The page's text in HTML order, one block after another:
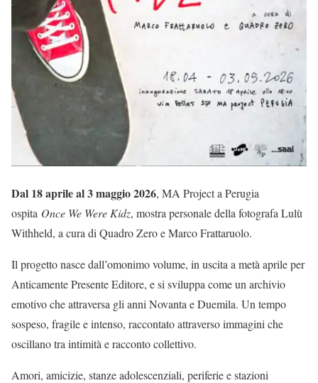
Dal 18 aprile al 3 maggio 2026, MA Project a Perugia
ospita Once We Were Kidz, mostra personale della fotografa Lulù
Withheld, a cura di Quadro Zero e Marco Frattaruolo.
Il progetto nasce dall’omonimo volume, in uscita a metà aprile per
Anticamente Presente Editore, e si sviluppa come un archivio
emotivo che attraversa gli anni Novanta e Duemila. Un tempo
sospeso, fragile e intenso, raccontato attraverso immagini che
oscillano tra intimità e racconto collettivo.
Amori, amicizie, stanze adolescenziali, periferie e stazioni